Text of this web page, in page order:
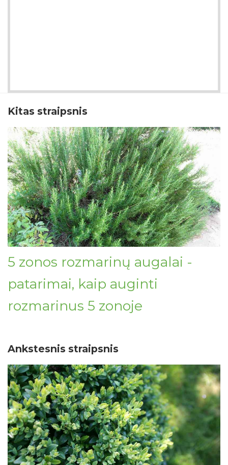
Kitas straipsnis
5 zonos rozmarinų augalai -
patarimai, kaip auginti
rozmarinus 5 zonoje
Ankstesnis straipsnis